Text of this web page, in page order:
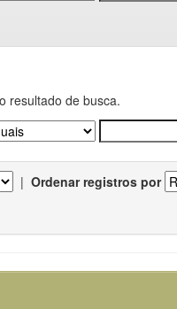
resultado de busca.
| Ordenar registros por